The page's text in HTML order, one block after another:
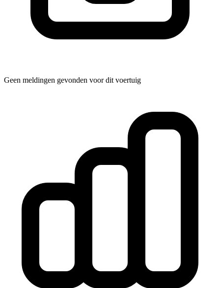
Geen meldingen gevonden voor dit voertuig